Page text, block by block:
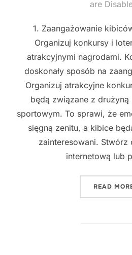
on
are
1. Zaangażowanie
Organizuj konkursy i
atrakcyjnymi nagrodami.
doskonały sposób na
Organizuj atrakcyjne
będą związane z
sportowym. To sprawi, że
sięgną zenitu, a kibice
zainteresowani. Stwórz
internetową lub
READ